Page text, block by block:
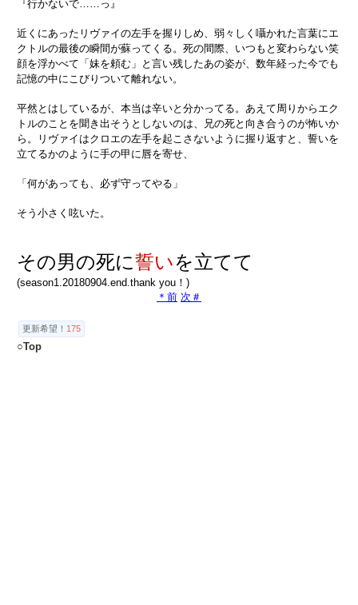
『行かないで……っ』
近くにあったリヴァイの左手を握りしめ、弱々しく囁かれた言葉にエ
クトルの最後の瞬間が蘇ってくる。死の間際、いつもと変わらない笑
顔を浮かべて「妹を頼む」と言い残したあの姿が、数年経った今でも
記憶の中にこびりついて離れない。
平然とはしているが、本当は辛いと分かってる。あえて周りからエク
トルのことを聞き出そうとしないのは、兄の死と向き合うのが怖いか
ら。リヴァイはクロエの左手を起こさないように握り返すと、誓いを
立てるかのように手の甲に唇を寄せ、
「何があっても、必ず守ってやる」
そう小さく呟いた。
その男の死に誓いを立てて
(season1.20180904.end.thank you！)
＊前 次＃
更新希望！ 175
○Top